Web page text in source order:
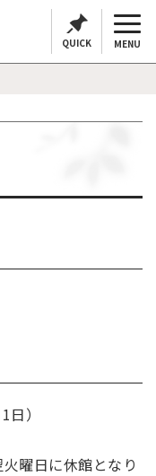
QUICK MENU
）
曜日に休館となり